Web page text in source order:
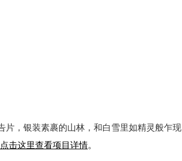
片，银装素裹的山林，和白雪里如精灵般乍现
点击这里查看项目详情。